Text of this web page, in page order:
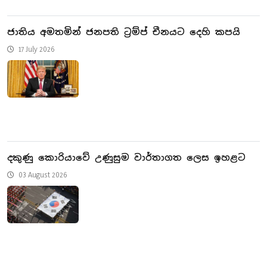
ජාතිය අමතමින් ජනපති ට්‍රම්ප් චීනයට දෙහි කපයි
17 July 2026
දකුණු කොරියාවේ උණුසුම වාර්තාගත ලෙස ඉහළට
03 August 2026